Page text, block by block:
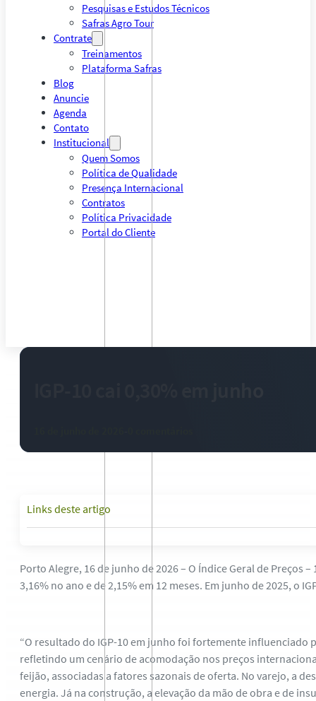
Pesquisas e Estudos Técnicos
Safras Agro Tour
Contrate
Treinamentos
Plataforma Safras
Blog
Anuncie
Agenda
Contato
Institucional
Quem Somos
Política de Qualidade
Presença Internacional
Contratos
Política Privacidade
Portal do Cliente
Links deste artigo
Porto Alegre, 16 de junho de 2026 – O Índice Geral de Preços
3,16% no ano e de 2,15% em 12 meses. Em junho de 2025, o
“O resultado do IGP-10 em junho foi fortemente influenciado
refletindo um cenário de acomodação nos preços
feijão, associadas a fatores sazonais de oferta. No varejo, a
energia. Já na construção, a elevação da mão de obra e de